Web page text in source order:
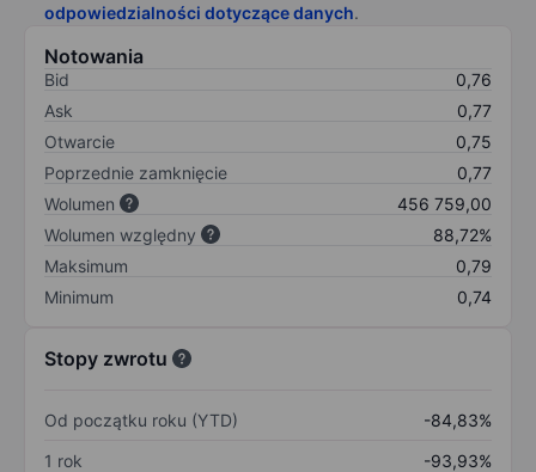
odpowiedzialności dotyczące danych.
Notowania
Bid
0,76
Ask
0,77
Otwarcie
0,75
Poprzednie zamknięcie
0,77
Wolumen
456 759,00
Wolumen względny
88,72%
Maksimum
0,79
Minimum
0,74
Stopy zwrotu
Od początku roku (YTD)
-84,83%
1 rok
-93,93%